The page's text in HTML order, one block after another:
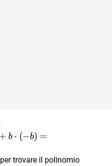
+ b ⋅ (−b) =
trovare il polinomio